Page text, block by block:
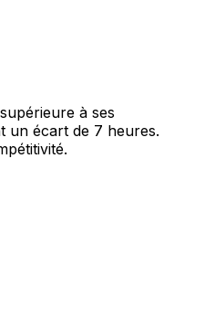
à ses
un écart de 7 heures.